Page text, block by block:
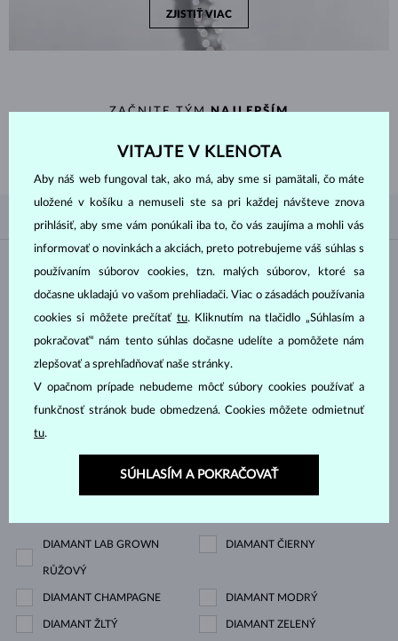
ZJISTIŤ VIAC
ZAČNITE TÝMNAJLEPŠÍM
dizajnom s diamantmi, smaragdmi, zafírmi a drahokamami.
Materiál
BIELE ZLATO ŽLTÉ ZLATO
RUŽOVÉ ZLATO STRIEBRO
CHIRURGICKÁ OCEĽ
Drahokam
DIAMANT
DIAMANT LAB GROWN
RŮŽOVÝ
DIAMANT ČIERNY
DIAMANT CHAMPAGNE DIAMANT MODRÝ
DIAMANT ŽLTÝ DIAMANT ZELENÝ
VITAJTE V KLENOTA
Aby náš web fungoval tak, ako má, aby sme si pamätali, čo máte
uložené v košíku a nemuseli ste sa pri každej návšteve znova
prihlásiť, aby sme vám ponúkali iba to, čo vás zaujíma a mohli vás
informovať o novinkách a akciách, preto potrebujeme váš súhlas s
používaním súborov cookies, tzn. malých súborov, ktoré sa
dočasne ukladajú vo vašom prehliadači. Viac o zásadách používania
cookies si môžete prečítať tu. Kliknutím na tlačidlo „Súhlasím a
pokračovať“ nám tento súhlas dočasne udelíte a pomôžete nám
zlepšovať a sprehľadňovať naše stránky.
V opačnom prípade nebudeme môcť súbory cookies používať a
funkčnosť stránok bude obmedzená. Cookies môžete odmietnuť
tu.
SÚHLASÍM A POKRAČOVAŤ